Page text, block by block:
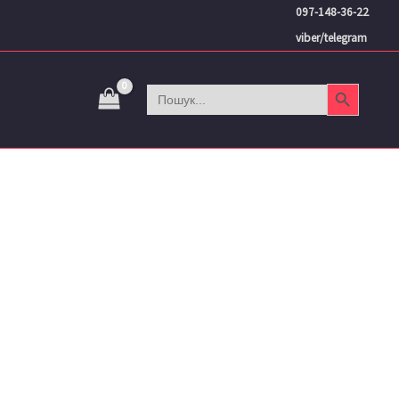
097-148-36-22
viber/telegram
Search
for:
Search Button